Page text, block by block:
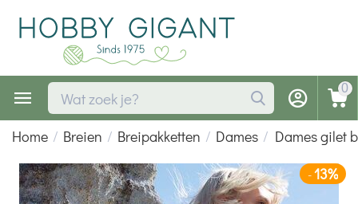
0
Home / Breien / Breipakketten / Dames / Dames gilet
-13%